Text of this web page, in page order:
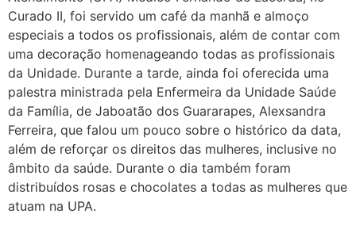
Curado II, foi servido um café da manhã e almoço
especiais a todos os profissionais, além de contar com
uma decoração homenageando todas as profissionais
da Unidade. Durante a tarde, ainda foi oferecida uma
palestra ministrada pela Enfermeira da Unidade Saúde
da Família, de Jaboatão dos Guararapes, Alexsandra
Ferreira, que falou um pouco sobre o histórico da data,
além de reforçar os direitos das mulheres, inclusive no
âmbito da saúde. Durante o dia também foram
distribuídos rosas e chocolates a todas as mulheres que
atuam na UPA.